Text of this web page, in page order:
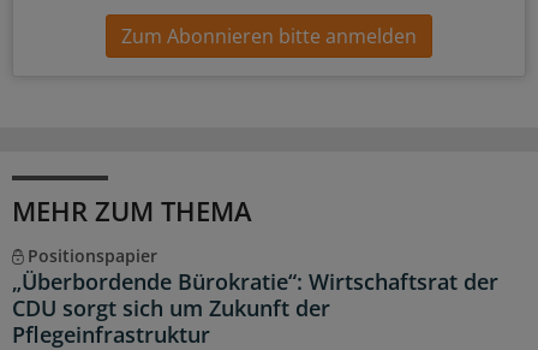
Zum Abonnieren bitte anmelden
MEHR ZUM THEMA
Positionspapier
„Überbordende Bürokratie“: Wirtschaftsrat der
CDU sorgt sich um Zukunft der
Pflegeinfrastruktur